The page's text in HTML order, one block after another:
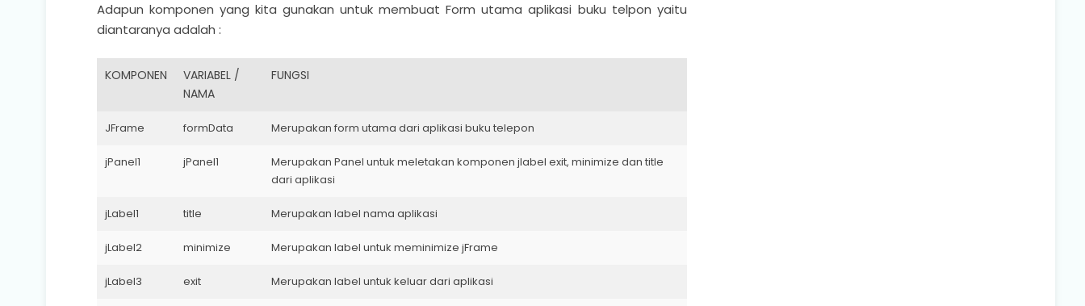
Adapun komponen yang kita gunakan untuk membuat Form utama aplikasi buku telpon yaitu
diantaranya adalah :
KOMPONEN
VARIABEL /
NAMA
FUNGSI
JFrame formData Merupakan form utama dari aplikasi buku telepon
jPanel1 jPanel1
Merupakan Panel untuk meletakan komponen jlabel exit, minimize dan title
dari aplikasi
jLabel1 title Merupakan label nama aplikasi
jLabel2 minimize Merupakan label untuk meminimize jFrame
jLabel3 exit Merupakan label untuk keluar dari aplikasi